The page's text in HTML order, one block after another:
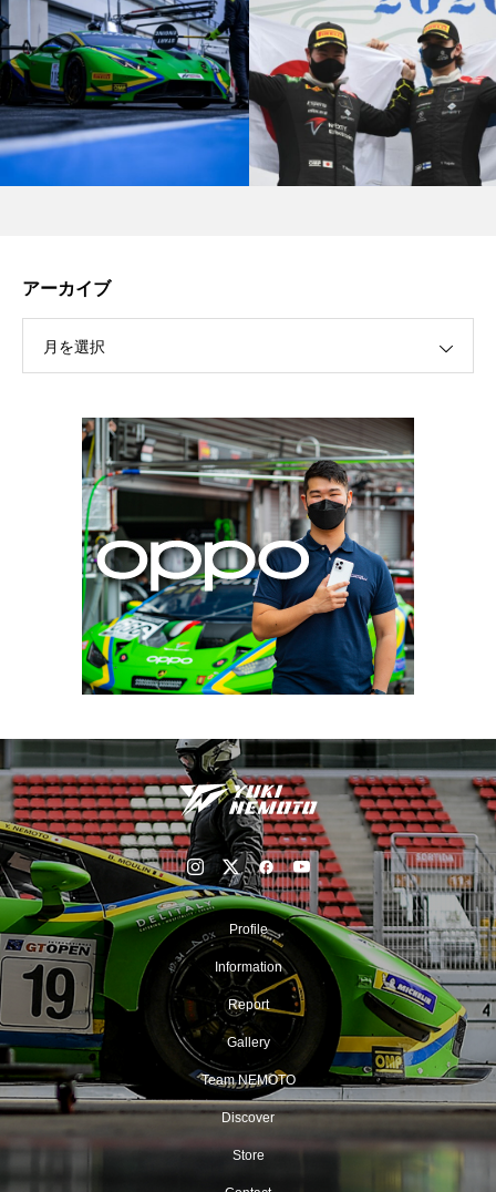
アーカイブ
月を選択
Profile
Information
Report
Gallery
Team NEMOTO
Discover
Store